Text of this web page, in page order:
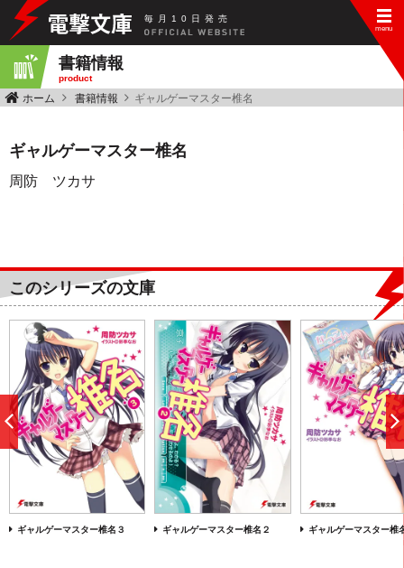
毎 月 10 日 発 売
書籍情報
product
ホーム 書籍情報 ギャルゲーマスター椎名
ギャルゲーマスター椎名
周防 ツカサ
このシリーズの文庫
ギャルゲーマスター椎名３ ギャルゲーマスター椎名２ ギャルゲーマスター椎
前
へ